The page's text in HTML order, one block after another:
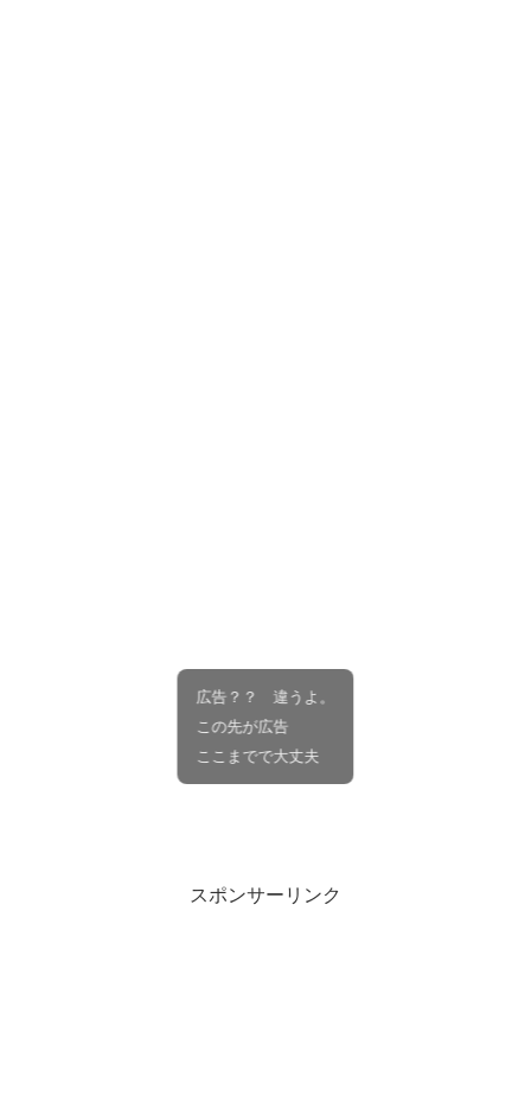
スポンサーリンク
広告？？ 違うよ。
この先が広告
ここまでで大丈夫